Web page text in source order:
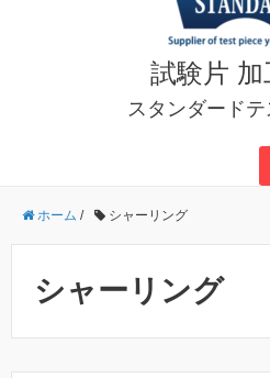
試験片 加
スタンダード
ホーム / シャーリング
シャーリング